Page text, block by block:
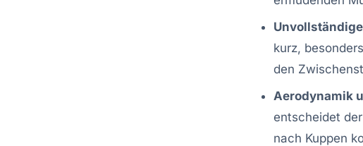
kurz,
den
Aerodynamik
entscheidet
nach Kuppen